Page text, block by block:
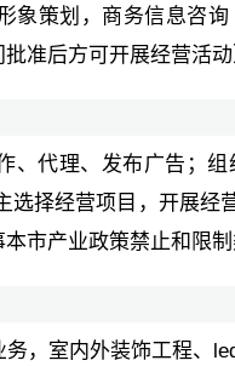
象策划，商务信息咨
准后方可开展经营活动
、代理、发布广告；
选择经营项目，开展经
市产业政策禁止和限
务，室内外装饰工程、